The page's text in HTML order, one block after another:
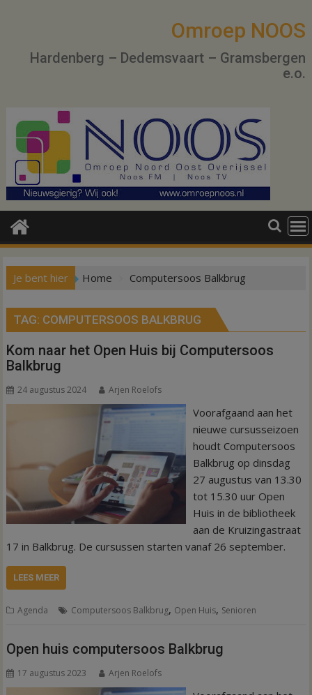
Omroep NOOS
Hardenberg – Dedemsvaart – Gramsbergen
e.o.
Je bent hier Home Computersoos Balkbrug
TAG: COMPUTERSOOS BALKBRUG
Kom naar het Open Huis bij Computersoos
Balkbrug
24 augustus 2024 Arjen Roelofs
Voorafgaand aan het
nieuwe cursusseizoen
houdt Computersoos
Balkbrug op dinsdag
27 augustus van 13.30
tot 15.30 uur Open
Huis in de bibliotheek
aan de Kruizingastraat
17 in Balkbrug. De cursussen starten vanaf 26 september.
LEES MEER
Agenda Computersoos Balkbrug, Open Huis, Senioren
Open huis computersoos Balkbrug
17 augustus 2023 Arjen Roelofs